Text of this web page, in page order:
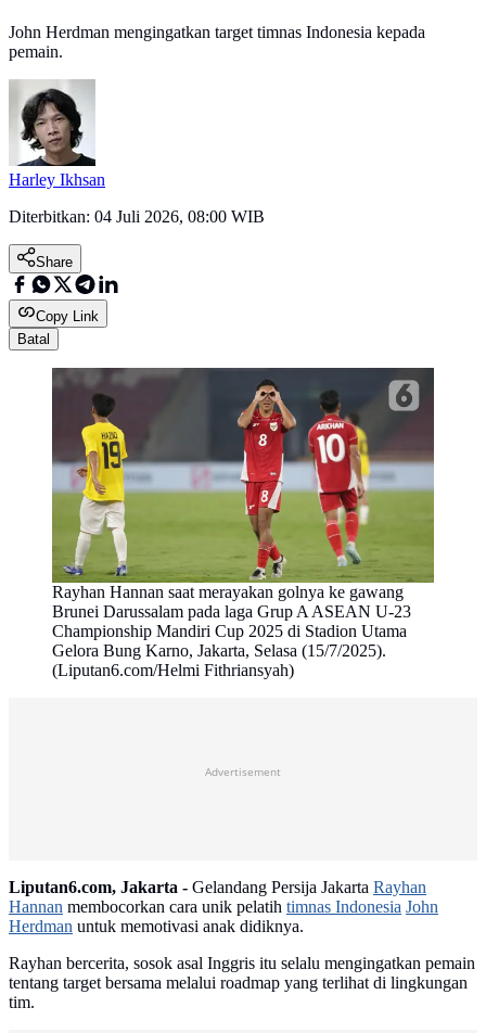
John Herdman mengingatkan target timnas Indonesia kepada
pemain.
Harley Ikhsan
Diterbitkan: 04 Juli 2026, 08:00 WIB
Share
Copy Link
Batal
Rayhan Hannan saat merayakan golnya ke gawang
Brunei Darussalam pada laga Grup A ASEAN U-23
Championship Mandiri Cup 2025 di Stadion Utama
Gelora Bung Karno, Jakarta, Selasa (15/7/2025).
(Liputan6.com/Helmi Fithriansyah)
Advertisement
Liputan6.com, Jakarta - Gelandang Persija Jakarta Rayhan
Hannan membocorkan cara unik pelatih timnas Indonesia John
Herdman untuk memotivasi anak didiknya.
Rayhan bercerita, sosok asal Inggris itu selalu mengingatkan pemain
tentang target bersama melalui roadmap yang terlihat di lingkungan
tim.